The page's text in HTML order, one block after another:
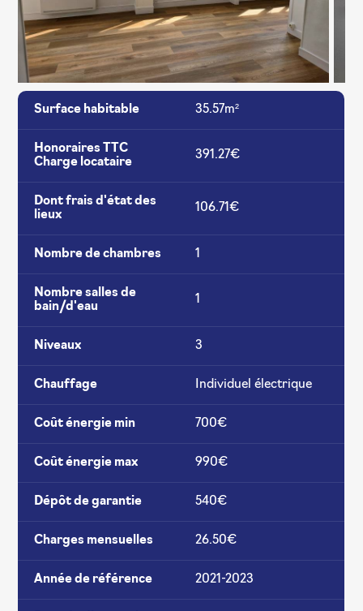
Surface habitable 35.57m²
Honoraires TTC
Charge locataire
391.27€
Dont frais d'état des
lieux
106.71€
Nombre de chambres 1
Nombre salles de
bain/d'eau
1
Niveaux 3
Chauffage Individuel électrique
Coût énergie min 700€
Coût énergie max 990€
Dépôt de garantie 540€
Charges mensuelles 26.50€
Année de référence 2021-2023